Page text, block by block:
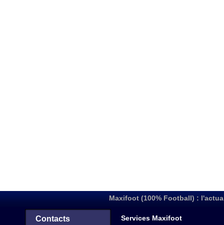
Maxifoot (100% Football) :
Contacts Services Maxifoot